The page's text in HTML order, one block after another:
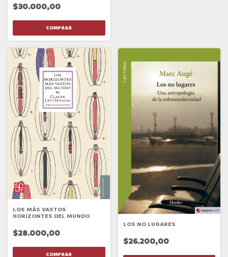
$30.000,00
LOS MÁS VASTOS
HORIZONTES DEL MUNDO
$28.000,00
LOS NO LUGARES
$26.200,00